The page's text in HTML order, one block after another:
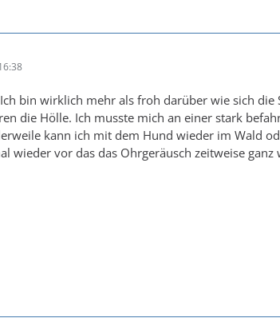
bin wirklich mehr als froh darüber wie sich
die Hölle. Ich musste mich an einer stark
kann ich mit dem Hund wieder im Wald
wieder vor das das Ohrgeräusch zeitweise